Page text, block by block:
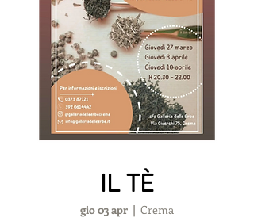
IL TÈ
gio 03 apr
  |
Crema